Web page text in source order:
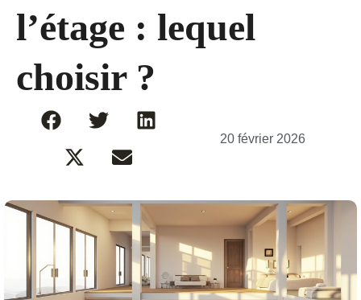
l’étage : lequel
choisir ?
20 février 2026